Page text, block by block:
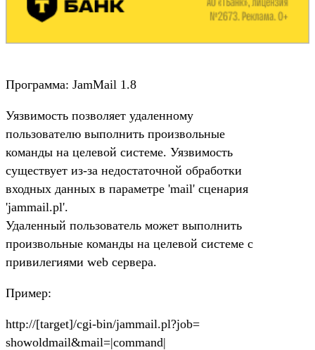
Программа: JamMail 1.8
Уязвимость позволяет удаленному
пользователю выполнить произвольные
команды на целевой системе. Уязвимость
существует из-за недостаточной обработки
входных данных в параметре 'mail' сценария
'jammail.pl'.
Удаленный пользователь может выполнить
произвольные команды на целевой системе с
привилегиями web сервера.
Пример:
http://[target]/cgi-bin/jammail.pl?job=
showoldmail&mail=|command|